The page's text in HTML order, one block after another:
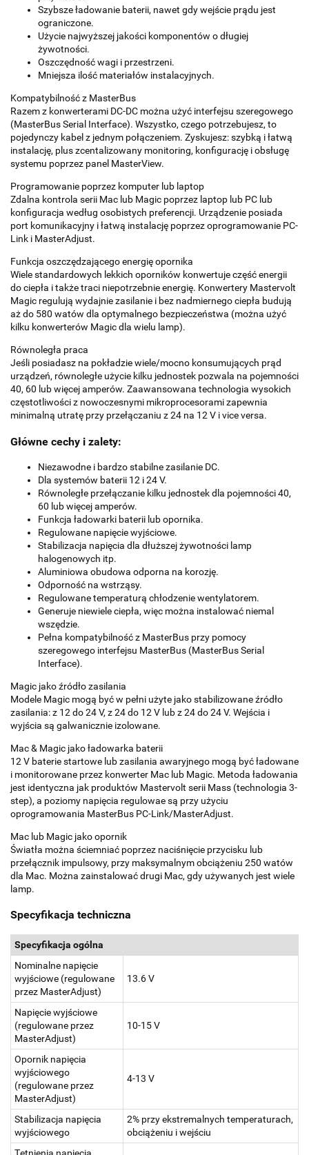
Szybsze ładowanie baterii, nawet gdy wejście prądu jest
ograniczone.
Użycie najwyższej jakości komponentów o długiej
żywotności.
Oszczędność wagi i przestrzeni.
Mniejsza ilość materiałów instalacyjnych.
Kompatybilność z MasterBus
Razem z konwerterami DC-DC można użyć interfejsu szeregowego
(MasterBus Serial Interface). Wszystko, czego potrzebujesz, to
pojedynczy kabel z jednym połączeniem. Zyskujesz: szybką i łatwą
instalację, plus zcentalizowany monitoring, konfigurację i obsługę
systemu poprzez panel MasterView.
Programowanie poprzez komputer lub laptop
Zdalna kontrola serii Mac lub Magic poprzez laptop lub PC lub
konfiguracja według osobistych preferencji. Urządzenie posiada
port komunikacyjny i łatwą instalację poprzez oprogramowanie PC-
Link i MasterAdjust.
Funkcja oszczędzającego energię opornika
Wiele standardowych lekkich oporników konwertuje część energii
do ciepła i także traci niepotrzebnie energię. Konwertery Mastervolt
Magic regulują wydajnie zasilanie i bez nadmiernego ciepła budują
aż do 580 watów dla optymalnego bezpieczeństwa (można użyć
kilku konwerterów Magic dla wielu lamp).
Równoległa praca
Jeśli posiadasz na pokładzie wiele/mocno konsumujących prąd
urządzeń, równoległe użycie kilku jednostek pozwala na pojemności
40, 60 lub więcej amperów. Zaawansowana technologia wysokich
częstotliwości z nowoczesnymi mikroprocesorami zapewnia
minimalną utratę przy przełączaniu z 24 na 12 V i vice versa.
Główne cechy i zalety:
Niezawodne i bardzo stabilne zasilanie DC.
Dla systemów baterii 12 i 24 V.
Równoległe przełączanie kilku jednostek dla pojemności 40,
60 lub więcej amperów.
Funkcja ładowarki baterii lub opornika.
Regulowane napięcie wyjściowe.
Stabilizacja napięcia dla dłuższej żywotności lamp
halogenowych itp.
Aluminiowa obudowa odporna na korozję.
Odporność na wstrząsy.
Regulowane temperaturą chłodzenie wentylatorem.
Generuje niewiele ciepła, więc można instalować niemal
wszędzie.
Pełna kompatybilność z MasterBus przy pomocy
szeregowego interfejsu MasterBus (MasterBus Serial
Interface).
Magic jako źródło zasilania
Modele Magic mogą być w pełni użyte jako stabilizowane źródło
zasilania: z 12 do 24 V, z 24 do 12 V lub z 24 do 24 V. Wejścia i
wyjścia są galwanicznie izolowane.
Mac & Magic jako ładowarka baterii
12 V baterie startowe lub zasilania awaryjnego mogą być ładowane
i monitorowane przez konwerter Mac lub Magic. Metoda ładowania
jest identyczna jak produktów Mastervolt serii Mass (technologia 3-
step), a poziomy napięcia regulowae są przy użyciu
oprogramowania MasterBus PC-Link/MasterAdjust.
Mac lub Magic jako opornik
Światła można ściemniać poprzez naciśnięcie przycisku lub
przełącznik impulsowy, przy maksymalnym obciążeniu 250 watów
dla Mac. Można zainstalować drugi Mac, gdy używanych jest wiele
lamp.
Specyfikacja techniczna
Specyfikacja ogólna
Nominalne napięcie
wyjściowe (regulowane
przez MasterAdjust)
13.6 V
Napięcie wyjściowe
(regulowane przez
MasterAdjust)
10-15 V
Opornik napięcia
wyjściowego
(regulowane przez
MasterAdjust)
4-13 V
Stabilizacja napięcia
wyjściowego
2% przy ekstremalnych temperaturach,
obciążeniu i wejściu
Tętnienia napięcia